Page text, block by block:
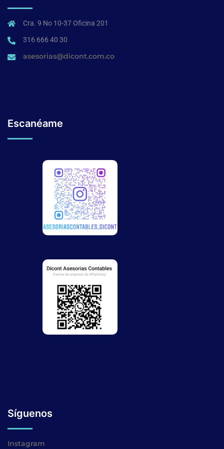
Cra. 9 No 10-37 Oficina 201
316 666 40 30
asesorias@dicont.com.co
Escanéame
Síguenos
Instagram